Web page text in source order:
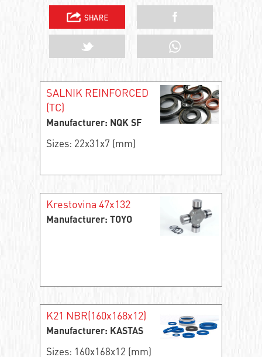
SALNIK REINFORCED
(TC)
Manufacturer: NQK SF
Sizes: 22x31x7 (mm)
Krestovina 47x132
Manufacturer: TOYO
K21 NBR(160x168x12)
Manufacturer: KASTAS
Sizes: 160x168x12 (mm)